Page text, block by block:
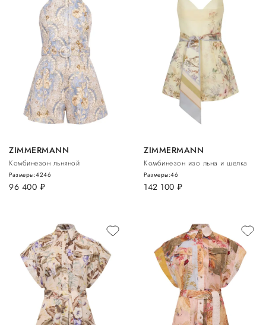
ZIMMERMANN
Комбинезон льняной
96 400 руб.
Размеры:4246
ZIMMERMANN
Комбинезон изо льна и шелка
142 100 руб.
Размеры:46